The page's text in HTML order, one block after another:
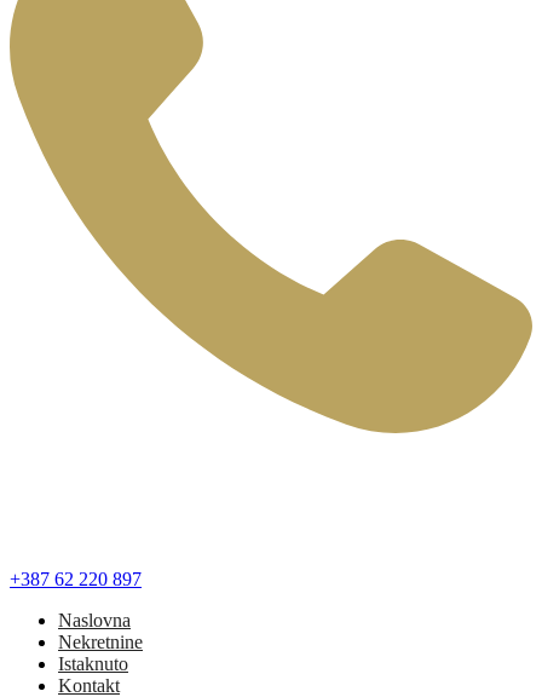
+387 62 220 897
Naslovna
Nekretnine
Istaknuto
Kontakt